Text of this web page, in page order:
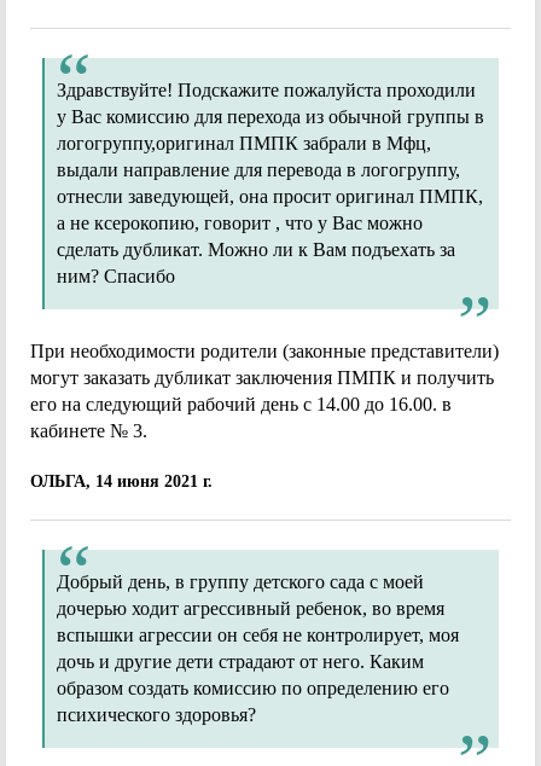
Здравствуйте! Подскажите пожалуйста проходили
у Вас комиссию для перехода из обычной группы в
логогруппу,оригинал ПМПК забрали в Мфц,
выдали направление для перевода в логогруппу,
отнесли заведующей, она просит оригинал ПМПК,
а не ксерокопию, говорит , что у Вас можно
сделать дубликат. Можно ли к Вам подъехать за
ним? Спасибо
При необходимости родители (законные представители)
могут заказать дубликат заключения ПМПК и получить
его на следующий рабочий день с 14.00 до 16.00. в
кабинете № 3.
ОЛЬГА, 14 июня 2021 г.
Добрый день, в группу детского сада с моей
дочерью ходит агрессивный ребенок, во время
вспышки агрессии он себя не контролирует, моя
дочь и другие дети страдают от него. Каким
образом создать комиссию по определению его
психического здоровья?